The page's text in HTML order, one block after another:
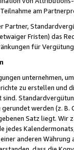
am
Partner,
Fristen) das
für
unternehmen,
zu erstellen und
werden (z.
Satz liegt.
jedes
anderen